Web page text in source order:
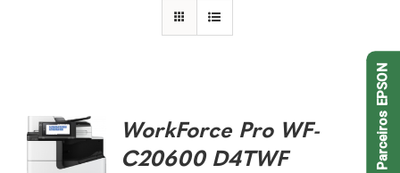
WorkForce Pro WF-
C20600 D4TWF
Parceiros EPSON